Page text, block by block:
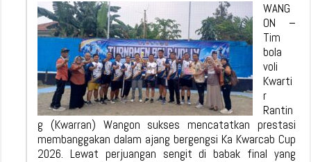
WANG
ON –
Tim
bola
voli
Kwarti
r
Rantin
g (Kwarran) Wangon sukses mencatatkan prestasi
membanggakan dalam ajang bergengsi Ka Kwarcab Cup
2026. Lewat perjuangan sengit di babak final yang